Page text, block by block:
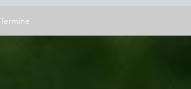
Termine